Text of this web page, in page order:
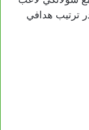
ترتيب هدافي